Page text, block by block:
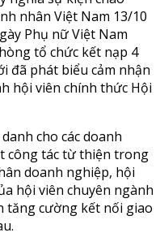
nhân Việt Nam 13/10
Phụ nữ Việt Nam
tổ chức kết nạp 4
đã phát biểu cảm nhận
hội viên chính thức Hội
cho các doanh
công tác từ thiện trong
doanh nghiệp, hội
hội viên chuyên ngành
tăng cường kết nối giao